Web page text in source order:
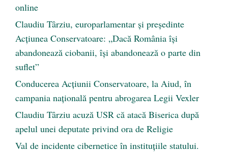
online
Claudiu Târziu, europarlamentar și președinte
Acțiunea Conservatoare: „Dacă România își
abandonează ciobanii, își abandonează o parte din
suflet”
Conducerea Acțiunii Conservatoare, la Aiud, în
campania națională pentru abrogarea Legii Vexler
Claudiu Târziu acuză USR că atacă Biserica după
apelul unei deputate privind ora de Religie
Val de incidente cibernetice în instituțiile statului.